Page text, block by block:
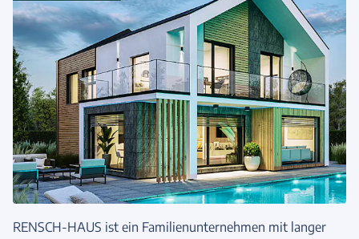
RENSCH-HAUS ist ein Familienunternehmen mit langer